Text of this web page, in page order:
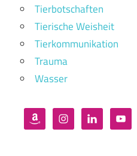
Tierbotschaften
Tierische Weisheit
Tierkommunikation
Trauma
Wasser